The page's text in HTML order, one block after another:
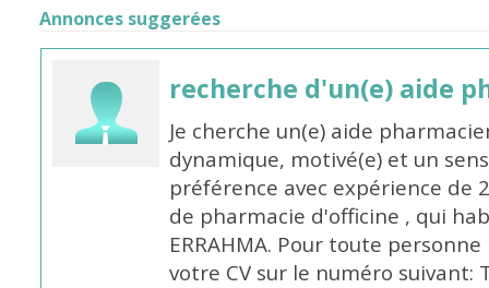
Annonces suggerées
recherche d'un(e) aide
Je cherche un(e) aide
dynamique, motivé(e) et un
préférence avec expérience de
de pharmacie d'officine , qui
ERRAHMA. Pour toute
votre CV sur le numéro suivant: